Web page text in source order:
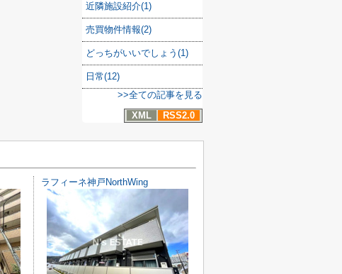
近隣施設紹介(1)
売買物件情報(2)
どっちがいいでしょう(1)
日常(12)
>>全ての記事を見る
XML
RSS2.0
ラフィーネ神戸NorthWing